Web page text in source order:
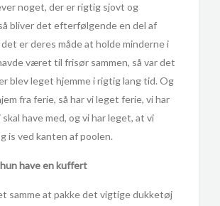
noget, der er rigtig sjovt og
bliver det efterfølgende en del af
er deres måde at holde minderne i
været til frisør sammen, så var det
blev leget hjemme i rigtig lang tid. Og
fra ferie, så har vi leget ferie, vi har
have med, og vi har leget, at vi
is ved kanten af poolen.
have en kuffert
samme at pakke det vigtige dukketøj